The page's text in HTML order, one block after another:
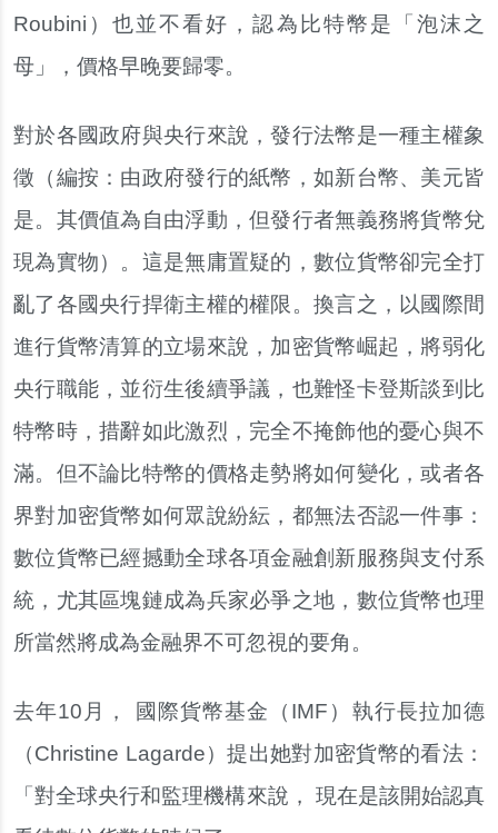
Roubini）也並不看好，認為比特幣是「泡沫之
母」，價格早晚要歸零。
對於各國政府與央行來說，發行法幣是一種主權象
徵（編按：由政府發行的紙幣，如新台幣、美元皆
是。其價值為自由浮動，但發行者無義務將貨幣兌
現為實物）。這是無庸置疑的，數位貨幣卻完全打
亂了各國央行捍衛主權的權限。換言之，以國際間
進行貨幣清算的立場來說，加密貨幣崛起，將弱化
央行職能，並衍生後續爭議，也難怪卡登斯談到比
特幣時，措辭如此激烈，完全不掩飾他的憂心與不
滿。但不論比特幣的價格走勢將如何變化，或者各
界對加密貨幣如何眾說紛紜，都無法否認一件事：
數位貨幣已經撼動全球各項金融創新服務與支付系
統，尤其區塊鏈成為兵家必爭之地，數位貨幣也理
所當然將成為金融界不可忽視的要角。
去年10月， 國際貨幣基金（IMF）執行長拉加德
（Christine Lagarde）提出她對加密貨幣的看法：
「對全球央行和監理機構來說， 現在是該開始認真